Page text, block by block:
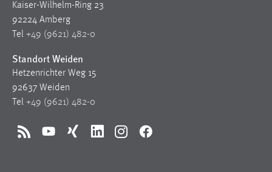
Kaiser-Wilhelm-Ring 23
92224 Amberg
Tel +49 (9621) 482-0
Standort Weiden
Hetzenrichter Weg 15
92637 Weiden
Tel +49 (9621) 482-0
RSS YouTubeXing LinkedInInstagramFacebook